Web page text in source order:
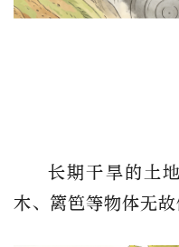
长期干旱的土
木、篱笆等物体无故